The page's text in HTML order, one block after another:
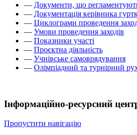
— Документи, що
— Документація керівника
— Циклограми проведення
— Умови проведення заходів
— Показники участі
— Проєктна діяльність
— Учнівське самоврядування
— Олімпіадний та турнірний
Інформаційно-ресурсний
Пропустити навігацію